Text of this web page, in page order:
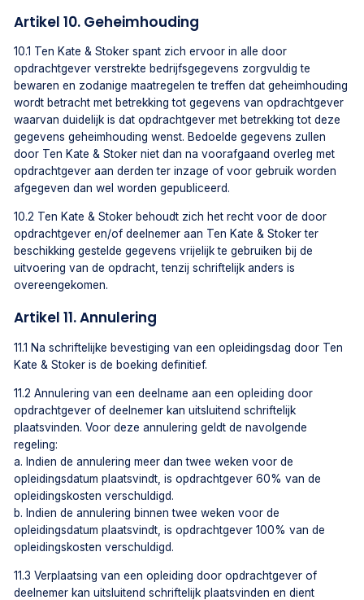
Artikel 10. Geheimhouding
10.1 Ten Kate & Stoker spant zich ervoor in alle door
opdrachtgever verstrekte bedrijfsgegevens zorgvuldig te
bewaren en zodanige maatregelen te treffen dat geheimhouding
wordt betracht met betrekking tot gegevens van opdrachtgever
waarvan duidelijk is dat opdrachtgever met betrekking tot deze
gegevens geheimhouding wenst. Bedoelde gegevens zullen
door Ten Kate & Stoker niet dan na voorafgaand overleg met
opdrachtgever aan derden ter inzage of voor gebruik worden
afgegeven dan wel worden gepubliceerd.
10.2 Ten Kate & Stoker behoudt zich het recht voor de door
opdrachtgever en/of deelnemer aan Ten Kate & Stoker ter
beschikking gestelde gegevens vrijelijk te gebruiken bij de
uitvoering van de opdracht, tenzij schriftelijk anders is
overeengekomen.
Artikel 11. Annulering
11.1 Na schriftelijke bevestiging van een opleidingsdag door Ten
Kate & Stoker is de boeking definitief.
11.2 Annulering van een deelname aan een opleiding door
opdrachtgever of deelnemer kan uitsluitend schriftelijk
plaatsvinden. Voor deze annulering geldt de navolgende
regeling:
a. Indien de annulering meer dan twee weken voor de
opleidingsdatum plaatsvindt, is opdrachtgever 60% van de
opleidingskosten verschuldigd.
b. Indien de annulering binnen twee weken voor de
opleidingsdatum plaatsvindt, is opdrachtgever 100% van de
opleidingskosten verschuldigd.
11.3 Verplaatsing van een opleiding door opdrachtgever of
deelnemer kan uitsluitend schriftelijk plaatsvinden en dient